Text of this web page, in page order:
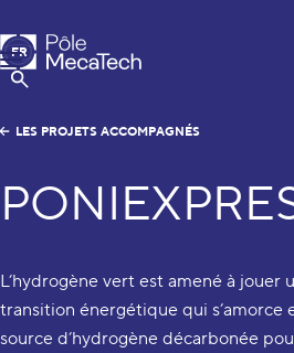
Pôle MecaTech
Menu
Afficher la Recherche
FR
EN
LES PROJETS ACCOMPAGNÉS
L’hydrogène vert est amené à jouer
transition énergétique qui s’amorce
source d’hydrogène décarbonée